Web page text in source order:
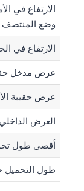
الارتفاع في
وضع المنتصف
الارتفاع في
عرض مدخل
عرض حقيبة
العرض
أقصى طول
طول التحميل